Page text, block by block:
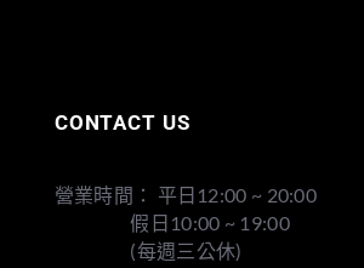
CONTACT US
營業時間： 平日12:00 ~ 20:00
假日10:00 ~ 19:00
(每週三公休)